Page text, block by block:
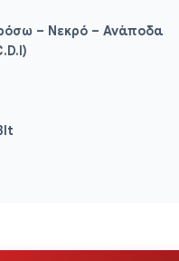
– Νεκρό – Ανάποδα